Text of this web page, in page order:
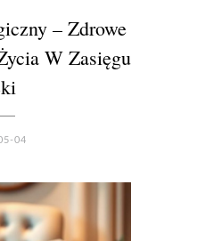
– Zdrowe
W Zasięgu
04